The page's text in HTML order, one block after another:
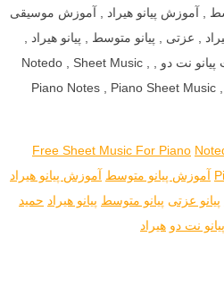
, آموزش پیانو هیراد , آموزش موسیقی
, عزتی , پیانو متوسط , پیانو هیراد ,
پیانو عزتی , نت پیانو متوسط , نت پیانو نت دو , Notedo , Sheet Music ,
Piano Notes , Piano Sheet Music
Free Sheet Music For Piano
آموزش پیانو متوسط آموزش پیانو هیراد
پیانو عزتی پیانو متوسط پیانو هیراد حمید
نت دو هیراد